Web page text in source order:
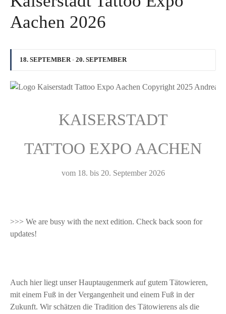
Aachen 2026
18. SEPTEMBER- 20. SEPTEMBER
KAISERSTADT
TATTOO EXPO AACHEN
vom 18. bis 20. September 2026
>>> We are busy with the next edition. Check back soon for
updates!
Auch hier liegt unser Hauptaugenmerk auf gutem Tätowieren,
mit einem Fuß in der Vergangenheit und einem Fuß in der
Zukunft. Wir schätzen die Tradition des Tätowierens als die